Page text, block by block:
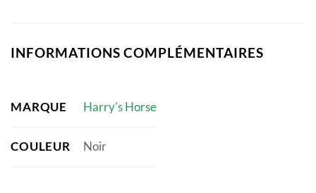
INFORMATIONS COMPLÉMENTAIRES
MARQUE Harry's Horse
COULEUR Noir